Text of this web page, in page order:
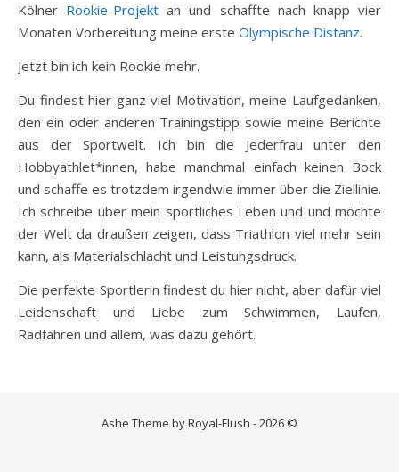
Kölner Rookie-Projekt an und schaffte nach knapp vier
Monaten Vorbereitung meine erste Olympische Distanz.
Jetzt bin ich kein Rookie mehr.
Du findest hier ganz viel Motivation, meine Laufgedanken,
den ein oder anderen Trainingstipp sowie meine Berichte
aus der Sportwelt. Ich bin die Jederfrau unter den
Hobbyathlet*innen, habe manchmal einfach keinen Bock
und schaffe es trotzdem irgendwie immer über die Ziellinie.
Ich schreibe über mein sportliches Leben und und möchte
der Welt da draußen zeigen, dass Triathlon viel mehr sein
kann, als Materialschlacht und Leistungsdruck.
Die perfekte Sportlerin findest du hier nicht, aber dafür viel
Leidenschaft und Liebe zum Schwimmen, Laufen,
Radfahren und allem, was dazu gehört.
Ashe Theme by Royal-Flush - 2026 ©